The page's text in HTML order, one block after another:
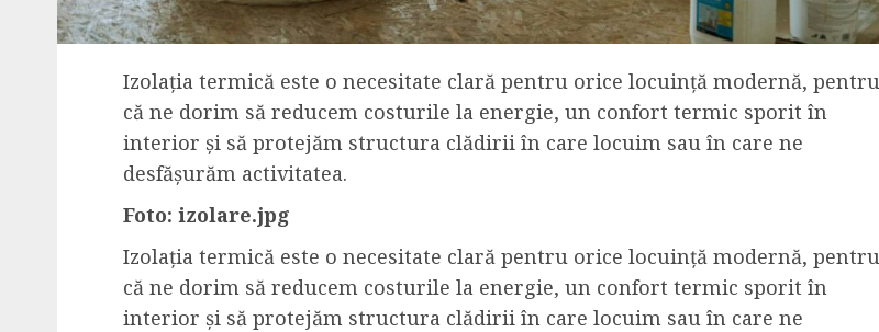
Izolația termică este o necesitate clară pentru orice locuință modernă, pentru
că ne dorim să reducem costurile la energie, un confort termic sporit în
interior și să protejăm structura clădirii în care locuim sau în care ne
desfășurăm activitatea.
Foto: izolare.jpg
Izolația termică este o necesitate clară pentru orice locuință modernă, pentru
că ne dorim să reducem costurile la energie, un confort termic sporit în
interior și să protejăm structura clădirii în care locuim sau în care ne